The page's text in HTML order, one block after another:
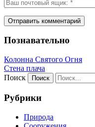
Познавательно
Колонна Святого Огня
Стена плача
Поиск
Рубрики
Природа